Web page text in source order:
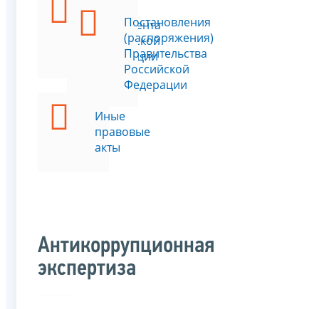
Указы
Президента
Российской
Федерации
Иные
правовые
акты
Постановления
(распоряжения)
Правительства
Российской
Федерации
Антикоррупционная
экспертиза